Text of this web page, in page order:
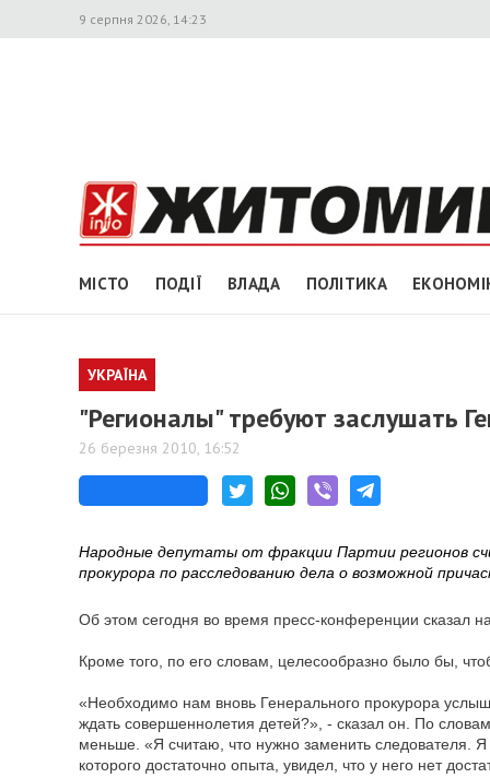
9 серпня 2026, 14:23
МІСТО ПОДІЇ ВЛАДА ПОЛІТИКА
УКРАЇНА
"Регионалы" требуют заслушать
26 березня 2010, 16:52
Народные депутаты от фракции Партии регионов
прокурора по расследованию дела о возможной
Об этом сегодня во время пресс-конференции сказал
Кроме того, по его словам, целесообразно было бы,
«Необходимо нам вновь Генерального прокурора
ждать совершеннолетия детей?», - сказал он. По
меньше. «Я считаю, что нужно заменить следователя.
которого достаточно опыта, увидел, что у него нет